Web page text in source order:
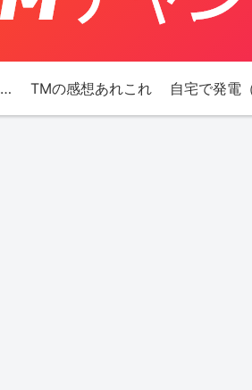
TMの株（株主優待&配当） TMの感想あれこれ